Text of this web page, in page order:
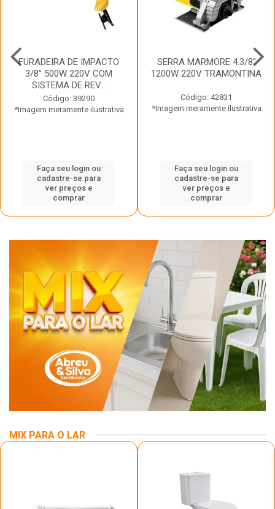
FURADEIRA DE IMPACTO
3/8” 500W 220V COM
SISTEMA DE REV...
Código: 39290
*Imagem meramente ilustrativa
Faça seu login ou
cadastre-se para
ver preços e
comprar
SERRA MARMORE 4.3/8”
1200W 220V TRAMONTINA
Código: 42831
*Imagem meramente ilustrativa
Faça seu login ou
cadastre-se para
ver preços e
comprar
MIX PARA O LAR